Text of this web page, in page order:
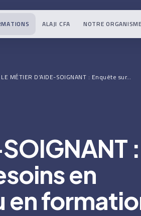
ALAJI CFA NOTRE ORGANISME
LE MÉTIER D’AIDE-SOIGNANT : Enquête sur…
SOIGNANT :
en